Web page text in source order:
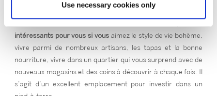
Use necessary cookies only
des ateliers d’artisans.
intéressants pour vous si vousaimez le style de vie bohème,
vivre parmi de nombreux artisans, les tapas et la bonne
nourriture, vivre dans un quartier qui vous surprend avec de
nouveaux magasins et des coins à découvrir à chaque fois. Il
s’agit d’un excellent emplacement pour investir dans un